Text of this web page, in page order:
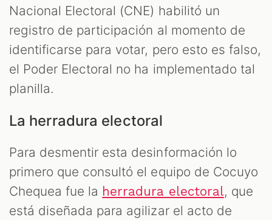
Nacional Electoral (CNE) habilitó un
registro de participación al momento de
identificarse para votar, pero esto es falso,
el Poder Electoral no ha implementado tal
planilla.
La herradura electoral
Para desmentir esta desinformación lo
primero que consultó el equipo de Cocuyo
Chequea fue la herradura electoral, que
está diseñada para agilizar el acto de